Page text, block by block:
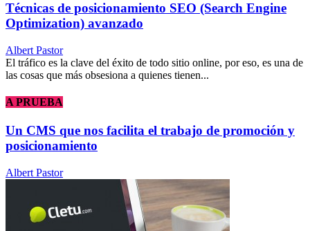
Técnicas de posicionamiento SEO (Search Engine
Optimization) avanzado
Albert Pastor
El tráfico es la clave del éxito de todo sitio online, por eso, es una de
las cosas que más obsesiona a quienes tienen...
A PRUEBA
Un CMS que nos facilita el trabajo de promoción y
posicionamiento
Albert Pastor